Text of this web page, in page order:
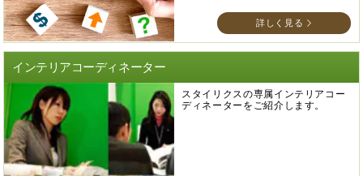
詳しく見る
インテリアコーディネーター
スタイリクスの専属インテリアコー
ディネーターをご紹介します。